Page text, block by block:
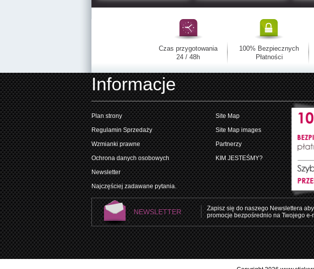
Czas przygotowania
24 / 48h
100% Bezpiecznych
Płatności
Informacje
Plan strony
Regulamin Sprzedaży
Wzmianki prawne
Ochrona danych osobowych
Newsletter
Najczęściej zadawane pytania.
Site Map
Site Map images
Partnerzy
KIM JESTEŚMY?
NEWSLETTER
Zapisz się do naszego Newslettera
promocje bezpośrednio na Twojego e-